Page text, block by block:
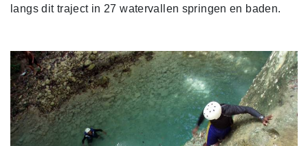
langs dit traject in 27 watervallen springen en baden.